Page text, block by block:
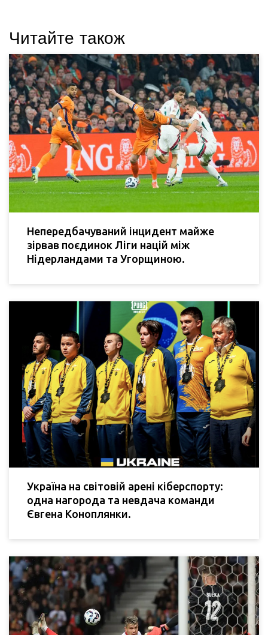
Читайте також
Непередбачуваний інцидент майже
зірвав поєдинок Ліги націй між
Нідерландами та Угорщиною.
Україна на світовій арені кіберспорту:
одна нагорода та невдача команди
Євгена Коноплянки.